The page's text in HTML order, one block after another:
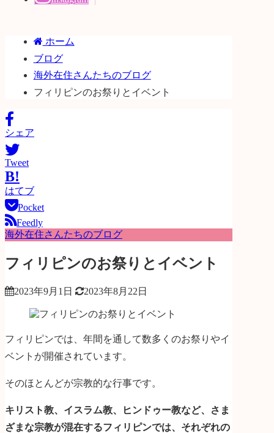
ホーム
ブログ
海外在住さんたちのブログ
フィリピンのお祭りとイベント
シェア
Tweet
B!
はてブ
Pocket
Feedly
海外在住さんたちのブログ
フィリピンのお祭りとイベント
2023年9月1日 2023年8月22日
フィリピンでは、年間を通して数多くのお祭りやイ
ベントが開催されています。
そのほとんどが宗教的な行事です。
キリスト教、イスラム教、ヒンドゥー教など、さま
ざまな宗教が混在するフィリピンでは、それぞれの